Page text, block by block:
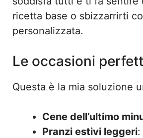
ricetta base o sbizzarrirti
personalizzata.
Le occasioni
Questa è la mia soluzione
Cene dell’ultimo
Pranzi estivi leggeri: